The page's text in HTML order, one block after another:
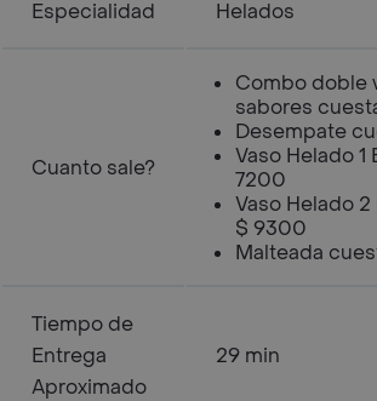
Especialidad Helados
Cuanto sale?
Combo doble
sabores
Desempate
Vaso Helado 1
7200
Vaso Helado
$ 9300
Malteada
Tiempo de
Entrega
Aproximado
29 min